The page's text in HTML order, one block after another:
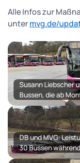
Alle Infos zur
untermvg.de/
Susann Liebscher
Bussen, die ab
DB und MVG:
30 Bussen